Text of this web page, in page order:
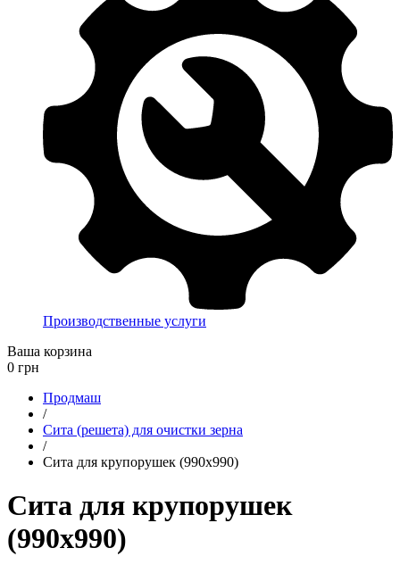
Производственные услуги
Ваша корзина
0 грн
Продмаш
/
Сита (решета) для очистки зерна
/
Сита для крупорушек (990x990)
Сита для крупорушек
(990x990)